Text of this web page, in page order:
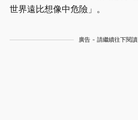
世界遠比想像中危險」。
廣告 - 請繼續往下閱讀